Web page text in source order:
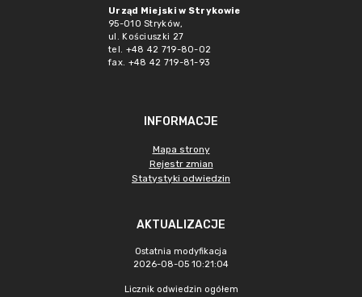
Urząd Miejski w Strykowie
95-010 Stryków,
ul. Kościuszki 27
tel. +48 42 719-80-02
fax. +48 42 719-81-93
INFORMACJE
Mapa strony
Rejestr zmian
Statystyki odwiedzin
AKTUALIZACJE
Ostatnia modyfikacja
2026-08-05 10:21:04
Licznik odwiedzin ogółem